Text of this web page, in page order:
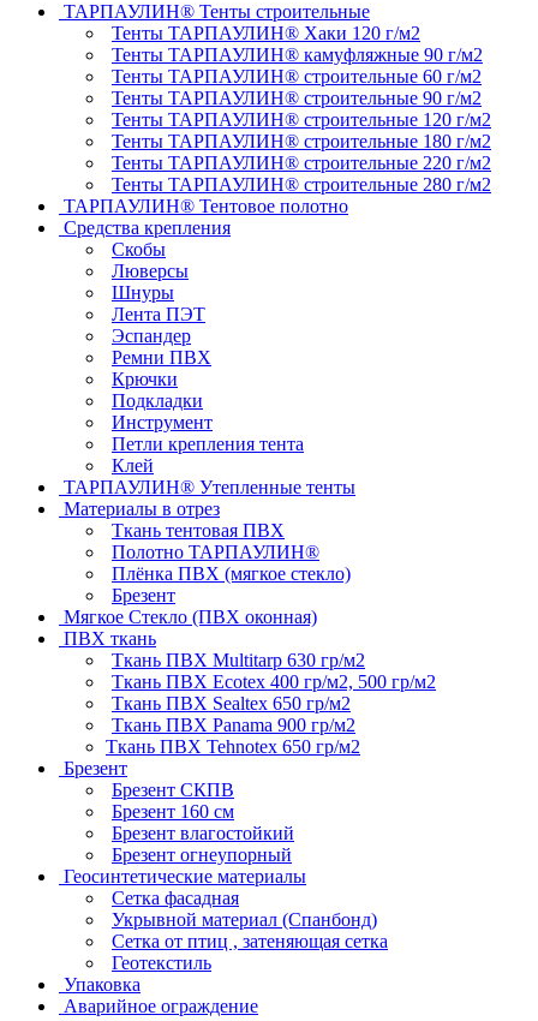
ТАРПАУЛИН® Тенты строительные
Тенты ТАРПАУЛИН® Хаки 120 г/м2
Тенты ТАРПАУЛИН® камуфляжные 90 г/м2
Тенты ТАРПАУЛИН® строительные 60 г/м2
Тенты ТАРПАУЛИН® строительные 90 г/м2
Тенты ТАРПАУЛИН® строительные 120 г/м2
Тенты ТАРПАУЛИН® строительные 180 г/м2
Тенты ТАРПАУЛИН® строительные 220 г/м2
Тенты ТАРПАУЛИН® строительные 280 г/м2
ТАРПАУЛИН® Тентовое полотно
Средства крепления
Скобы
Люверсы
Шнуры
Лента ПЭТ
Эспандер
Ремни ПВХ
Крючки
Подкладки
Инструмент
Петли крепления тента
Клей
ТАРПАУЛИН® Утепленные тенты
Материалы в отрез
Ткань тентовая ПВХ
Полотно ТАРПАУЛИН®
Плёнка ПВХ (мягкое стекло)
Брезент
Мягкое Стекло (ПВХ оконная)
ПВХ ткань
Ткань ПВХ Multitarp 630 гр/м2
Ткань ПВХ Ecotex 400 гр/м2, 500 гр/м2
Ткань ПВХ Sealtex 650 гр/м2
Ткань ПВХ Panama 900 гр/м2
Ткань ПВХ Tehnotex 650 гр/м2
Брезент
Брезент СКПВ
Брезент 160 см
Брезент влагостойкий
Брезент огнеупорный
Геосинтетические материалы
Сетка фасадная
Укрывной материал (Спанбонд)
Сетка от птиц , затеняющая сетка
Геотекстиль
Упаковка
Аварийное ограждение